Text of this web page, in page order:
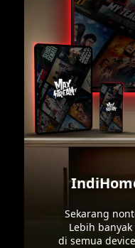
Sekarang
Lebih
di semua